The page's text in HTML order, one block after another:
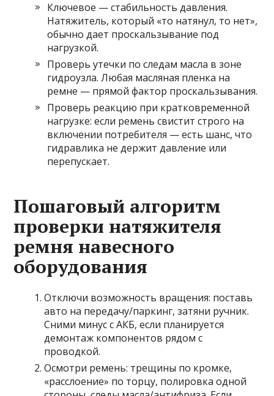
Ключевое — стабильность давления.
Натяжитель, который «то натянул, то нет»,
обычно дает проскальзывание под
нагрузкой.
Проверь утечки по следам масла в зоне
гидроузла. Любая масляная пленка на
ремне — прямой фактор проскальзывания.
Проверь реакцию при кратковременной
нагрузке: если ремень свистит строго на
включении потребителя — есть шанс, что
гидравлика не держит давление или
перепускает.
Пошаговый алгоритм
проверки натяжителя
ремня навесного
оборудования
Отключи возможность вращения: поставь
авто на передачу/паркинг, затяни ручник.
Сними минус с АКБ, если планируется
демонтаж компонентов рядом с
проводкой.
Осмотри ремень: трещины по кромке,
«расслоение» по торцу, полировка одной